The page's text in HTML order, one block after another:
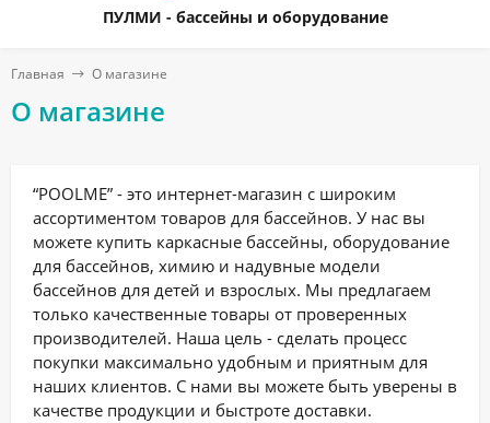
ПУЛМИ - бассейны и оборудование
Главная О магазине
О магазине
“POOLME” - это интернет-магазин с широким
ассортиментом товаров для бассейнов. У нас вы
можете купить каркасные бассейны, оборудование
для бассейнов, химию и надувные модели
бассейнов для детей и взрослых. Мы предлагаем
только качественные товары от проверенных
производителей. Наша цель - сделать процесс
покупки максимально удобным и приятным для
наших клиентов. С нами вы можете быть уверены в
качестве продукции и быстроте доставки.